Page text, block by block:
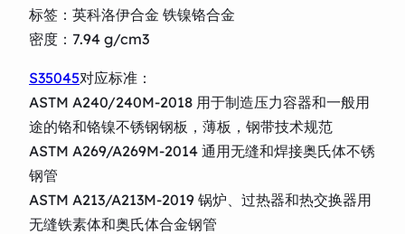
标签：英科洛伊合金 铁镍铬合金
密度：7.94 g/cm3
S35045对应标准：
ASTM A240/240M-2018 用于制造压力容器和一般用
途的铬和铬镍不锈钢钢板，薄板，钢带技术规范
ASTM A269/A269M-2014 通用无缝和焊接奥氏体不锈
钢管
ASTM A213/A213M-2019 锅炉、过热器和热交换器用
无缝铁素体和奥氏体合金钢管